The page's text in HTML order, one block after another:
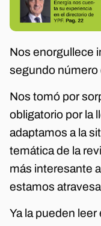
Nos enorgullece
segundo número
Nos tomó por
obligatorio por la
adaptamos a la
temática de la
más interesante
estamos
Ya la pueden